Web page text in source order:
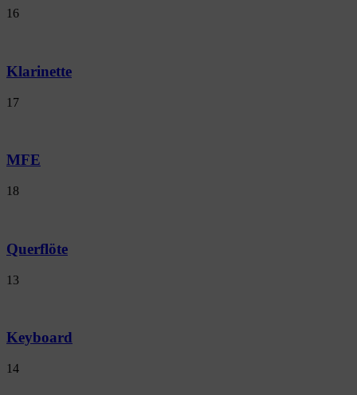
16
Klarinette
17
MFE
18
Querflöte
13
Keyboard
14